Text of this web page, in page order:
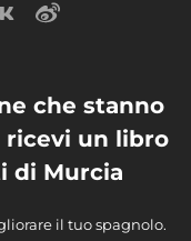
che stanno
ricevi un libro
di Murcia
il tuo spagnolo.